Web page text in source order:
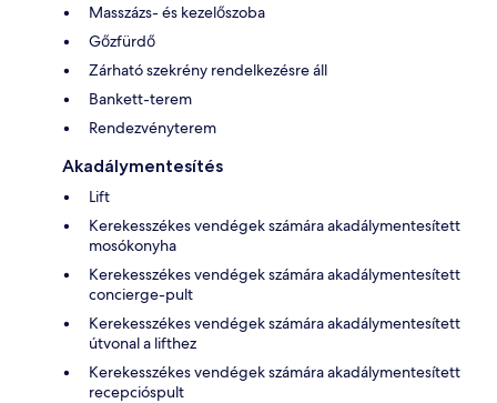
Masszázs- és kezelőszoba
Gőzfürdő
Zárható szekrény rendelkezésre áll
Bankett-terem
Rendezvényterem
Akadálymentesítés
Lift
Kerekesszékes vendégek számára akadálymentesített
mosókonyha
Kerekesszékes vendégek számára akadálymentesített
concierge-pult
Kerekesszékes vendégek számára akadálymentesített
útvonal a lifthez
Kerekesszékes vendégek számára akadálymentesített
recepcióspult